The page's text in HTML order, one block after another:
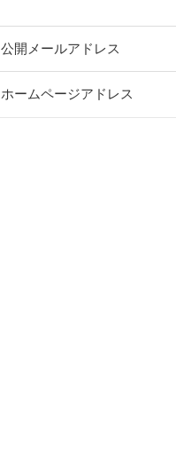
公開メールアドレス
ホームページアドレス